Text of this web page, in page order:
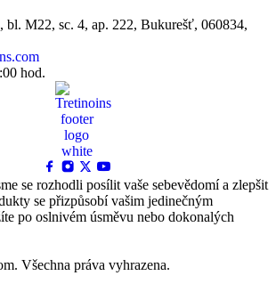
bl. M22, sc. 4, ap. 222, Bukurešť, 060834,
hod.
se rozhodli posílit vaše sebevědomí a zlepšit
se přizpůsobí vašim jedinečným
po oslnivém úsměvu nebo dokonalých
Všechna práva vyhrazena.